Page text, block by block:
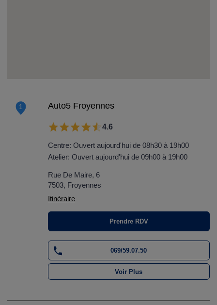
1 Auto5 Froyennes
4.6
Centre: Ouvert aujourd'hui de 08h30 à 19h00
Atelier: Ouvert aujourd'hui de 09h00 à 19h00
Rue De Maire, 6
7503, Froyennes
Itinéraire
Prendre RDV
069/59.07.50
Voir Plus